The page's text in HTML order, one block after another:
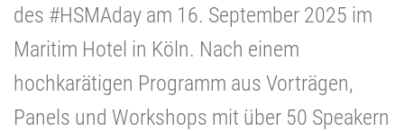
des #HSMAday am 16. September 2025 im
Maritim Hotel in Köln. Nach einem
hochkarätigen Programm aus Vorträgen,
Panels und Workshops mit über 50 Speakern